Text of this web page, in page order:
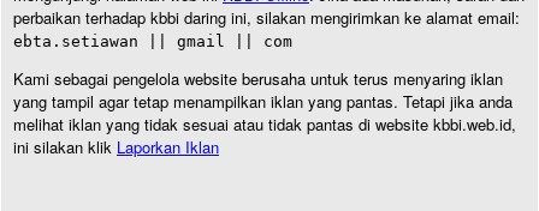
perbaikan terhadap kbbi daring ini, silakan mengirimkan ke alamat email:
ebta.setiawan || gmail || com
Kami sebagai pengelola website berusaha untuk terus menyaring iklan
yang tampil agar tetap menampilkan iklan yang pantas. Tetapi jika anda
melihat iklan yang tidak sesuai atau tidak pantas di website kbbi.web.id,
ini silakan klik Laporkan Iklan